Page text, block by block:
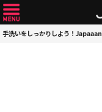
手洗いをしっかりしよう！Japaaan